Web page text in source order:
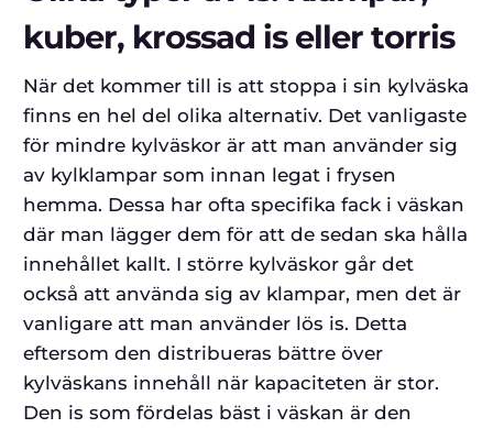
kuber, krossad is eller torris
När det kommer till is att stoppa i sin kylväska
finns en hel del olika alternativ. Det vanligaste
för mindre kylväskor är att man använder sig
av kylklampar som innan legat i frysen
hemma. Dessa har ofta specifika fack i väskan
där man lägger dem för att de sedan ska hålla
innehållet kallt. I större kylväskor går det
också att använda sig av klampar, men det är
vanligare att man använder lös is. Detta
eftersom den distribueras bättre över
kylväskans innehåll när kapaciteten är stor.
Den is som fördelas bäst i väskan är den